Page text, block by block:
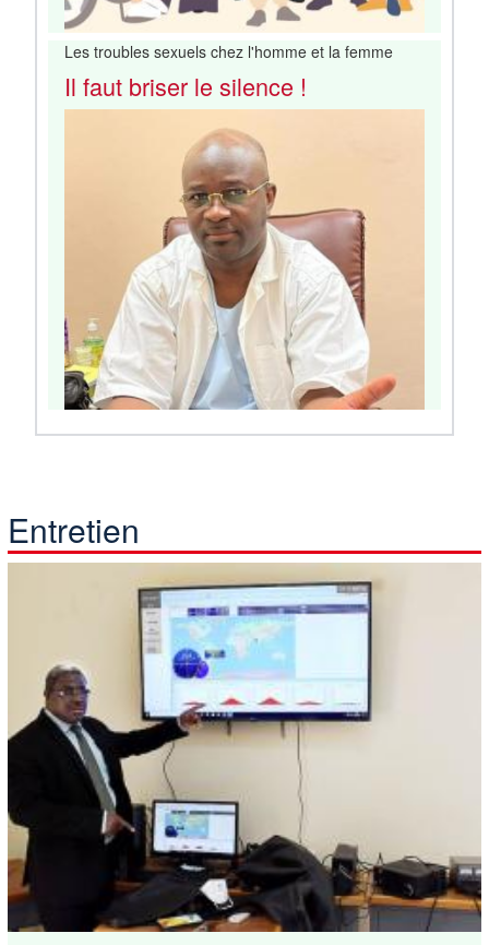
Les troubles sexuels chez l'homme et la femme
Il faut briser le silence !
Entretien